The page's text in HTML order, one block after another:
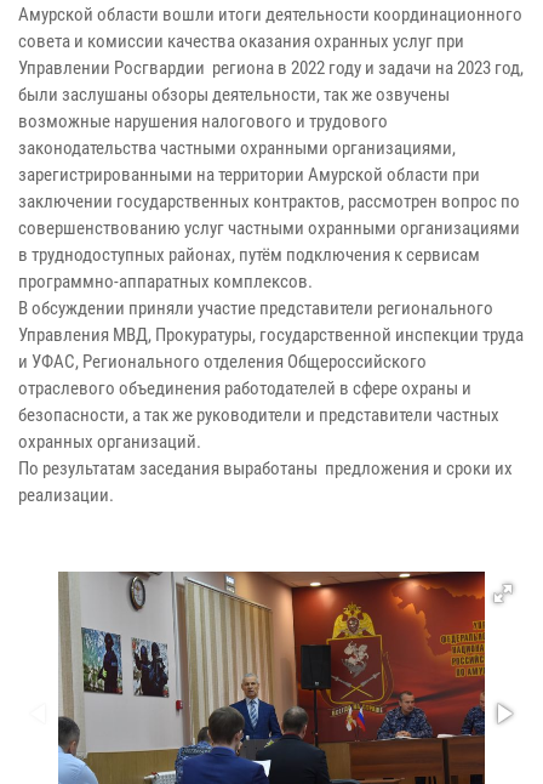
Амурской области вошли итоги деятельности координационного
совета и комиссии качества оказания охранных услуг при
Управлении Росгвардии региона в 2022 году и задачи на 2023 год,
были заслушаны обзоры деятельности, так же озвучены
возможные нарушения налогового и трудового
законодательства частными охранными организациями,
зарегистрированными на территории Амурской области при
заключении государственных контрактов, рассмотрен вопрос по
совершенствованию услуг частными охранными организациями
в труднодоступных районах, путём подключения к сервисам
программно-аппаратных комплексов.
В обсуждении приняли участие представители регионального
Управления МВД, Прокуратуры, государственной инспекции труда
и УФАС, Регионального отделения Общероссийского
отраслевого объединения работодателей в сфере охраны и
безопасности, а так же руководители и представители частных
охранных организаций.
По результатам заседания выработаны предложения и сроки их
реализации.